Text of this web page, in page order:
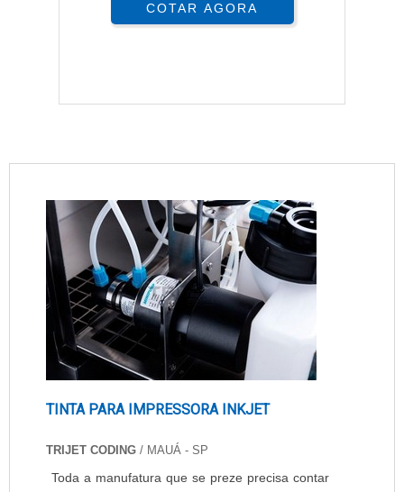
COTAR AGORA
TINTA PARA IMPRESSORA INKJET
TRIJET CODING / MAUÁ - SP
Toda a manufatura que se preze precisa contar